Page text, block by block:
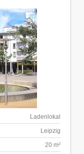
Ladenlokal
Leipzig
20 m²